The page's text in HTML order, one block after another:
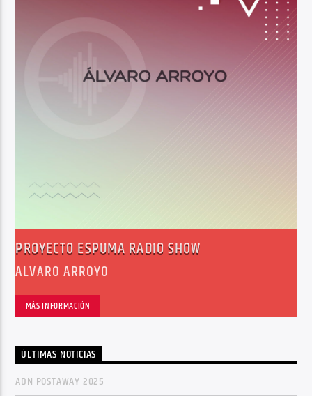
PROYECTO ESPUMA RADIO SHOW
ALVARO ARROYO
MÁS INFORMACIÓN
ÚLTIMAS NOTICIAS
ADN POSTAWAY 2025